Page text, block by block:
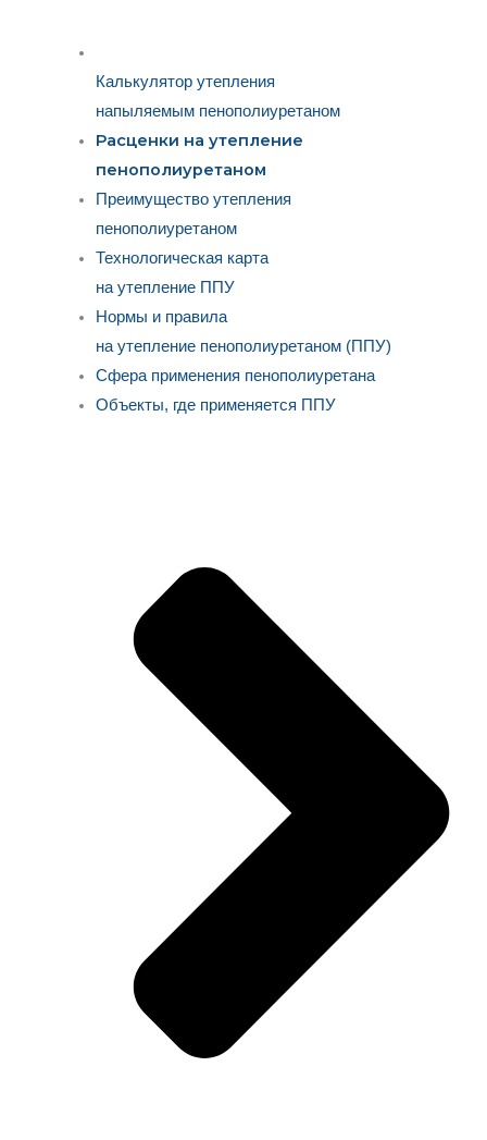
Калькулятор утепления
напыляемым пенополиуретаном
Расценки на утепление
пенополиуретаном
Преимущество утепления
пенополиуретаном
Технологическая карта
на утепление ППУ
Нормы и правила
на утепление пенополиуретаном (ППУ)
Сфера применения пенополиуретана
Объекты, где применяется ППУ